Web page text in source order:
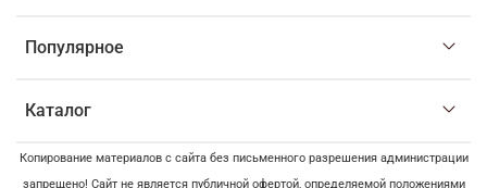
Популярное
Каталог
Копирование материалов с сайта без письменного разрешения администрации
запрещено! Сайт не является публичной офертой, определяемой положениями